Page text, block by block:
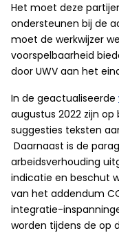
Het moet deze
ondersteunen bij de
moet de werkwijzer
voorspelbaarheid
door UWV aan het
In de geactualiseerde
augustus 2022 zijn
suggesties teksten
Daarnaast is de
arbeidsverhouding
indicatie en beschut
van het addendum
integratie-
worden tijdens de op